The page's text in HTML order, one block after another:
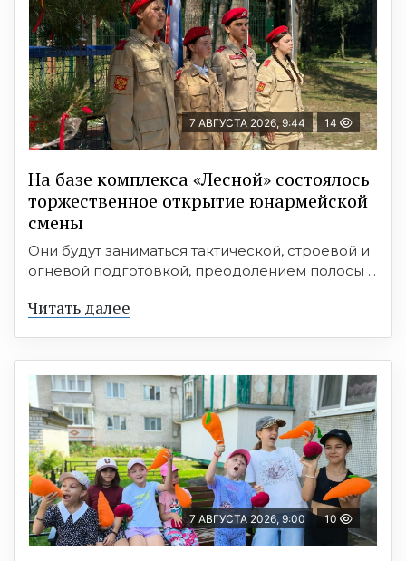
7 АВГУСТА 2026, 9:44 14
На базе комплекса «Лесной» состоялось
торжественное открытие юнармейской
смены
Они будут заниматься тактической, строевой и
огневой подготовкой, преодолением полосы ...
Читать далее
7 АВГУСТА 2026, 9:00 10